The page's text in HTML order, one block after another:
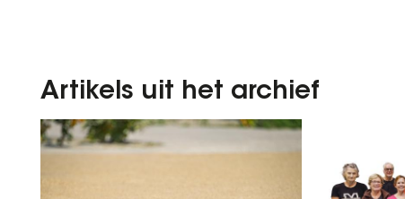
Artikels uit het archief